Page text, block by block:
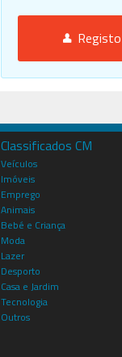
Classificados CM
Veículos
Imóveis
Emprego
Animais
Bebé e Criança
Moda
Lazer
Desporto
Casa e Jardim
Tecnologia
Outros